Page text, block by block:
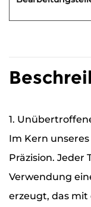
1.
Im Kern
Präzision. Jeder
Verwendung
erzeugt, das